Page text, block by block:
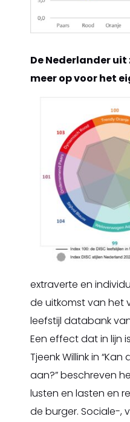
De Nederlander
meer op voor het
extraverte en
de uitkomst van het
leefstijl databank
Een effect dat in lijn
Tjeenk Willink in
aan?” beschreven
lusten en lasten en
de burger. Sociale-,